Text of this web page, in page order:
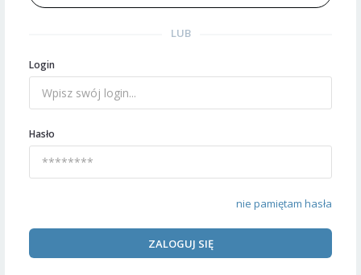
LUB
Login
Hasło
nie pamiętam hasła
ZALOGUJ SIĘ